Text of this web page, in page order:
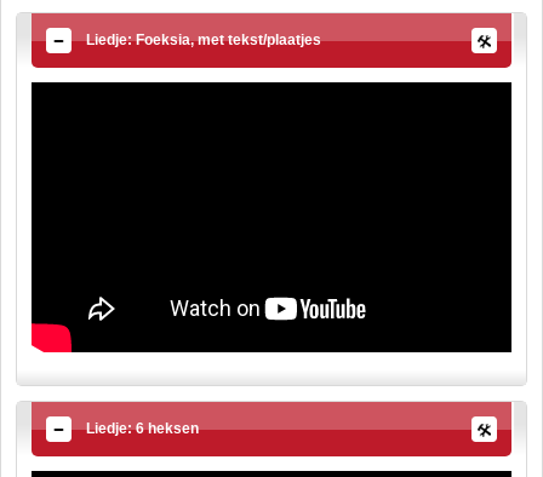
Liedje: Foeksia, met tekst/plaatjes
Liedje: 6 heksen